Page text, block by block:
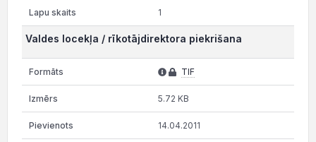
1
Valdes locekļa / rīkotājdirektora piekrišana
TIF
5.72 KB
14.04.2011